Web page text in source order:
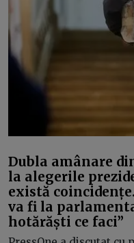
Dubla amânare
la alegerile
există
va fi la
hotărăști ce faci”